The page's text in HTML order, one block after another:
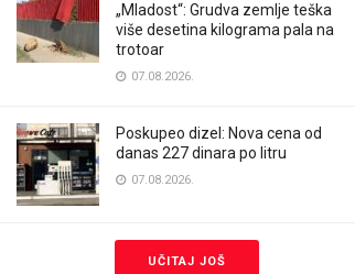
„Mladost“: Grudva zemlje teška
više desetina kilograma pala na
trotoar
07.08.2026.
Poskupeo dizel: Nova cena od
danas 227 dinara po litru
07.08.2026.
UČITAJ JOŠ